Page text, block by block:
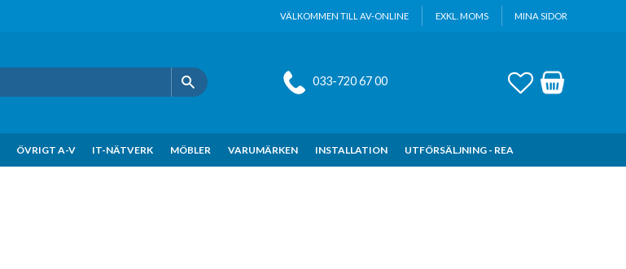
VÄLKOMMEN TILL AV-ONLINE EXKL. MOMS MINA SIDOR
033-720 67 00 FAVORITER
KUNDVAGN
ÖVRIGT A-V IT-NÄTVERK MÖBLER VARUMÄRKEN INSTALLATION UTFÖRSÄLJNING - REA